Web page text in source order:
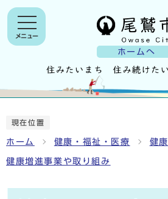
ホームへ
メニュー
現在位置
ホーム 健康・福祉・医療 健康
健康増進事業や取り組み